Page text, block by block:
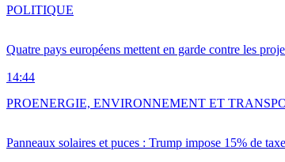
Quatre pays européens mettent en garde contre les
14:44
POLITIQUE
Panneaux solaires et puces : Trump impose 15% de
PROENERGIE, ENVIRONNEMENT ET